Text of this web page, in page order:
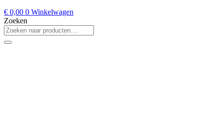
€ 0,00 0 Winkelwagen
Zoeken